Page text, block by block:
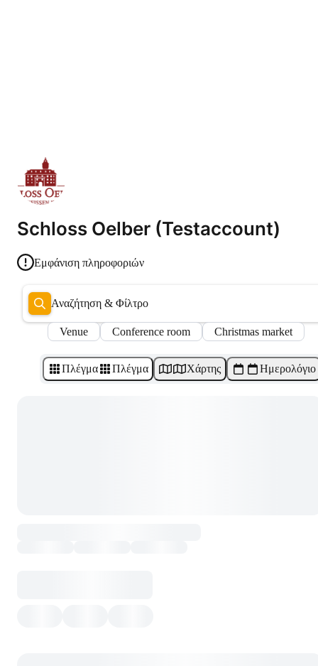
Schloss Oelber (Testaccount)
Εμφάνιση πληροφοριών
Αναζήτηση & Φίλτρο
Venue Conference room Christmas market
Πλέγμα Πλέγμα Χάρτης Ημερολόγιο